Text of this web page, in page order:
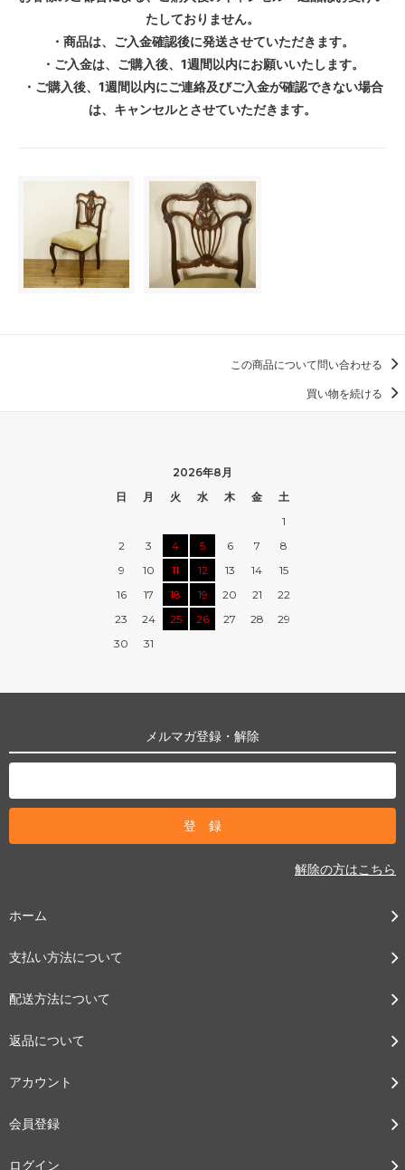
たしておりません。
・商品は、ご入金確認後に発送させていただきます。
・ご入金は、ご購入後、1週間以内にお願いいたします。
・ご購入後、1週間以内にご連絡及びご入金が確認できない場合
は、キャンセルとさせていただきます。
この商品について問い合わせる
買い物を続ける
2026年8月
日
月 火 水 木 金
土
1
2
3 4 5 6 7
8
9
10 11 12 13 14
15
16
17 18 19 20 21
22
23
24 25 26 27 28
29
30
31
メルマガ登録・解除
解除の方はこちら
ホーム
支払い方法について
配送方法について
返品について
アカウント
会員登録
ログイン